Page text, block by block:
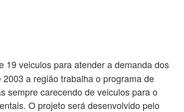
19 veiculos para atender a demanda dos
a região trabalha o programa de
sempre carecendo de veiculos para o
O projeto será desenvolvido pelo